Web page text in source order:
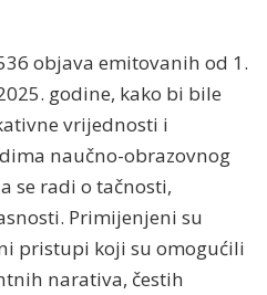
objava emitovanih od 1.
godine, kako bi bile
vrijednosti i
naučno-obrazovnog
se radi o tačnosti,
Primijenjeni su
pristupi koji su omogućili
narativa, čestih